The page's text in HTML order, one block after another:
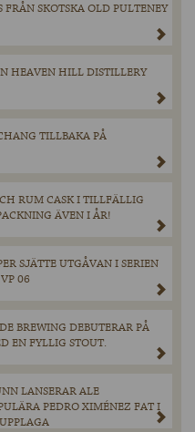
FRÅN SKOTSKA OLD PULTENEY
HEAVEN HILL DISTILLERY
TILLBAKA PÅ
RUM CASK I TILLFÄLLIG
ÄVEN I ÅR!
SJÄTTE UTGÅVAN I SERIEN
06
BREWING DEBUTERAR PÅ
EN FYLLIG STOUT.
LANSERAR ALE
PEDRO XIMÉNEZ FAT I